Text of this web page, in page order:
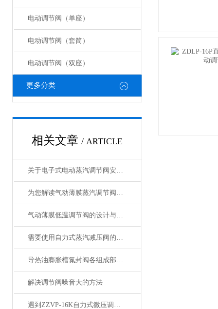
电动调节阀（单座）
电动调节阀（套筒）
电动调节阀（双座）
更多分类
相关文章 / ARTICLE
关于电子式电动蒸汽调节阀安装的一些事
为您解读气动薄膜蒸汽调节阀的压力变化
气动薄膜低温调节阀的设计与制造工艺要求
需要使用自力式蒸汽减压阀的原因分析
导热油膨胀槽氮封阀各组成部件特点的详细介绍
解决调节阀噪音大的方法
遇到ZZVP-16K自力式微压调节阀故障别慌！对应解决方法大放送！